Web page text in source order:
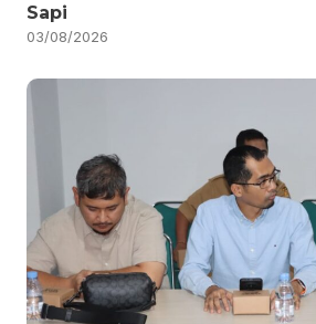
Sapi
03/08/2026